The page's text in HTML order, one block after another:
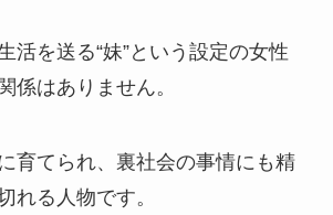
活を送る“妹”という設定の女性
係はありません。
育てられ、裏社会の事情にも精
れる人物です。